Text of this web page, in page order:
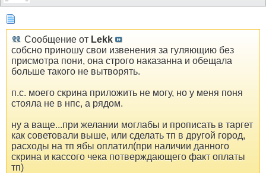
Сообщение от Lekk
собсно приношу свои извенения за гуляющию без
присмотра пони, она строго наказанна и обещала
больше такого не вытворять.
п.с. моего скрина приложить не могу, но у меня поня
стояла не в нпс, а рядом.
ну а ваще...при желании моглабы и прописать в таргет
как советовали выше, или сделать тп в другой город,
расходы на тп ябы оплатил(при наличии данного
скрина и кассого чека потверждающего факт оплаты
тп)